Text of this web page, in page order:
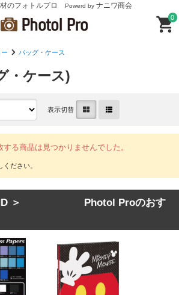
のフォトルプロ Powerd by ナニワ商会
0
バッグ・ケース
・ケース)
表示切替
る商品は見つかりませんでした。
＞ Photol Proのおす